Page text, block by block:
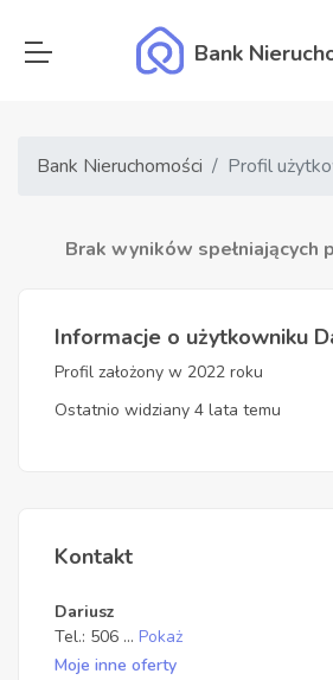
Bank
Bank Nieruchomości Profil
Brak wyników spełniających
Informacje o użytkowniku
Profil założony w 2022 roku
Ostatnio widziany 4 lata temu
Kontakt
Dariusz
Tel.: 506 ... Pokaż
Moje inne oferty